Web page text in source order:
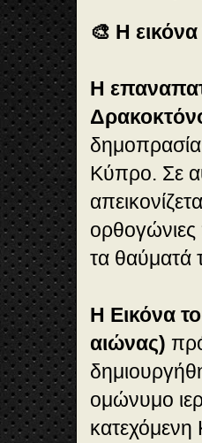
🎨 Η
Η
Κύπρο. Σε
ορθογώνιες
τα θαύματά
Η Εικόνα
αιώνας)
ομώνυμο
κατεχόμενη